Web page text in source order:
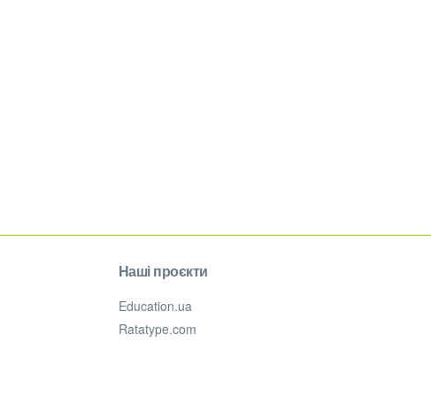
Наші проєкти
Education.ua
Ratatype.com